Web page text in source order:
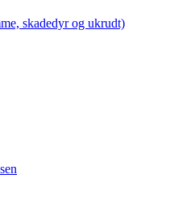
skadedyr og ukrudt)